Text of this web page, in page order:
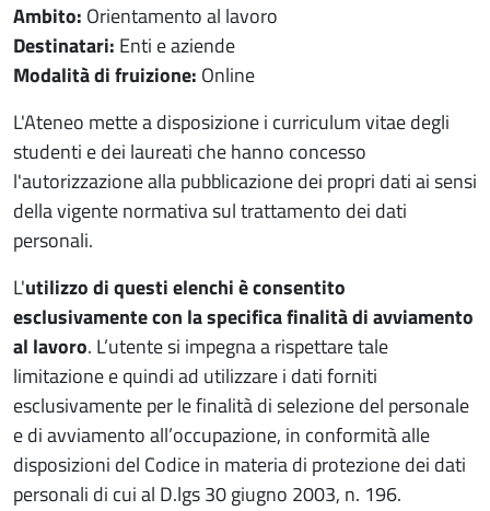
Ambito: Orientamento al lavoro
Destinatari: Enti e aziende
Modalità di fruizione: Online
Contenuto servizio
L'Ateneo mette a disposizione i curriculum vitae degli
studenti e dei laureati che hanno concesso
l'autorizzazione alla pubblicazione dei propri dati ai sensi
della vigente normativa sul trattamento dei dati
personali.
L'utilizzo di questi elenchi è consentito
esclusivamente con la specifica finalità di avviamento
al lavoro. L’utente si impegna a rispettare tale
limitazione e quindi ad utilizzare i dati forniti
esclusivamente per le finalità di selezione del personale
e di avviamento all’occupazione, in conformità alle
disposizioni del Codice in materia di protezione dei dati
personali di cui al D.lgs 30 giugno 2003, n. 196.